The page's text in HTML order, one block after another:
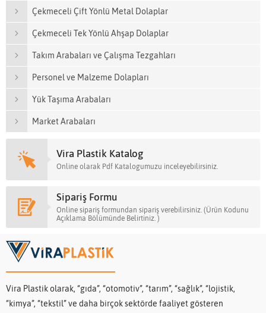
Çekmeceli Çift Yönlü Metal Dolaplar
Çekmeceli Tek Yönlü Ahşap Dolaplar
Takım Arabaları ve Çalışma Tezgahları
Personel ve Malzeme Dolapları
Yük Taşıma Arabaları
Market Arabaları
Vira Plastik Katalog
Online olarak Pdf Katalogumuzu inceleyebilirsiniz.
Sipariş Formu
Online sipariş formundan sipariş verebilirsiniz. (Ürün Kodunu
Açıklama Bölümünde Belirtiniz. )
Vira Plastik olarak, “gıda”, “otomotiv”, “tarım”, “sağlık”, “lojistik,
“kimya”, “tekstil” ve daha birçok sektörde faaliyet gösteren